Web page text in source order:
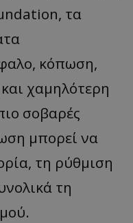
τα
κόπωση,
χαμηλότερη
σοβαρές
μπορεί να
τη ρύθμιση
τη